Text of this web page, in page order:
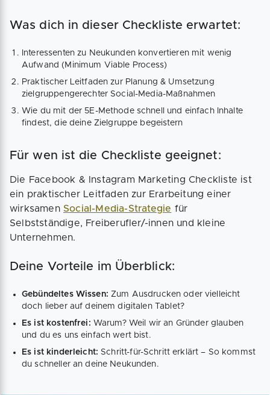
Was dich in dieser Checkliste erwartet:
Interessenten zu Neukunden konvertieren mit wenig
Aufwand (Minimum Viable Process)
Praktischer Leitfaden zur Planung & Umsetzung
zielgruppengerechter Social-Media-Maßnahmen
Wie du mit der 5E-Methode schnell und einfach Inhalte
findest, die deine Zielgruppe begeistern
Für wen ist die Checkliste geeignet:
Die Facebook & Instagram Marketing Checkliste ist
ein praktischer Leitfaden zur Erarbeitung einer
wirksamen Social-Media-Strategie für
Selbstständige, Freiberufler/-innen und kleine
Unternehmen.
Deine Vorteile im Überblick:
Gebündeltes Wissen: Zum Ausdrucken oder vielleicht
doch lieber auf deinem digitalen Tablet?
Es ist kostenfrei: Warum? Weil wir an Gründer glauben
und du es uns einfach wert bist.
Es ist kinderleicht:Schritt-für-Schritt erklärt – So kommst
du schneller an deine Neukunden.